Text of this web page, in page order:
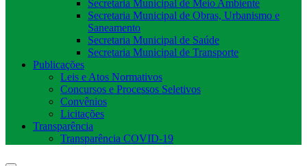
Secretaria Municipal de Meio Ambiente
Secretaria Municipal de Obras, Urbanismo e
Saneamento
Secretaria Municipal de Saúde
Secretaria Municipal de Transporte
Publicações
Leis e Atos Normativos
Concursos e Processos Seletivos
Convênios
Licitações
Transparência
Transparência COVID-19